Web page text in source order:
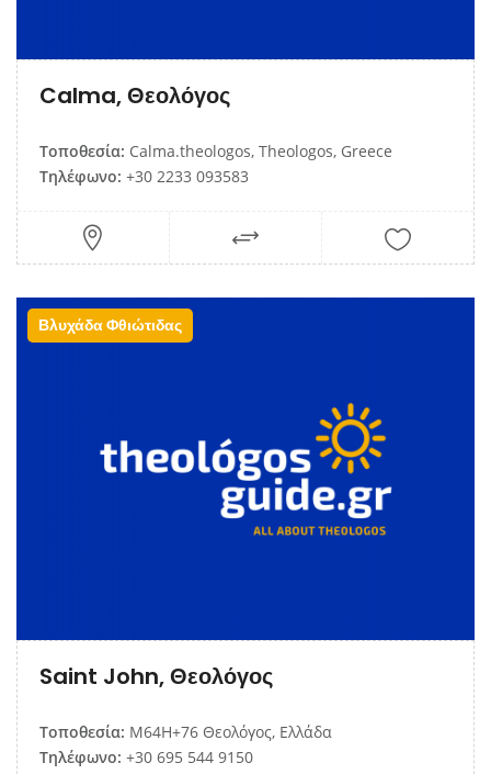
Calma, Θεολόγος
Τοποθεσία: Calma.theologos, Theologos, Greece
Τηλέφωνο: +30 2233 093583
Βλυχάδα Φθιώτιδας
Saint John, Θεολόγος
Τοποθεσία: M64H+76 Θεολόγος, Ελλάδα
Τηλέφωνο: +30 695 544 9150